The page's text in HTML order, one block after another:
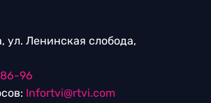
ул. Ленинская слобода,
96
Infortvi@rtvi.com